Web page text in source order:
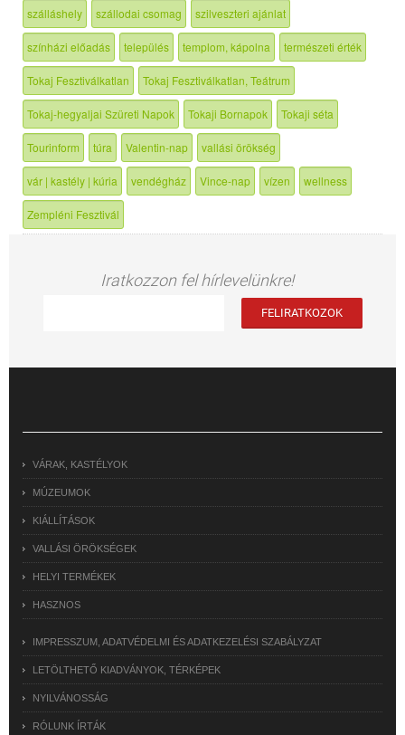
szálláshely szállodai csomag szilveszteri ajánlat
színházi előadás település templom, kápolna természeti érték
Tokaj Fesztiválkatlan Tokaj Fesztiválkatlan, Teátrum
Tokaj-hegyaljai Szüreti Napok Tokaji Bornapok Tokaji séta
Tourinform túra Valentin-nap vallási örökség
vár | kastély | kúria vendégház Vince-nap vízen wellness
Zempléni Fesztivál
Iratkozzon fel hírlevelünkre!
VÁRAK, KASTÉLYOK
MÚZEUMOK
KIÁLLÍTÁSOK
VALLÁSI ÖRÖKSÉGEK
HELYI TERMÉKEK
HASZNOS
IMPRESSZUM, ADATVÉDELMI ÉS ADATKEZELÉSI SZABÁLYZAT
LETÖLTHETŐ KIADVÁNYOK, TÉRKÉPEK
NYILVÁNOSSÁG
RÓLUNK ÍRTÁK